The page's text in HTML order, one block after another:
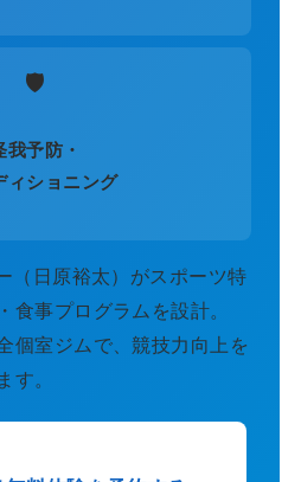
🛡️
我予防・
ィショニング
（日原裕太）がスポーツ特
食事プログラムを設計。
個室ジムで、競技力向上を
す。